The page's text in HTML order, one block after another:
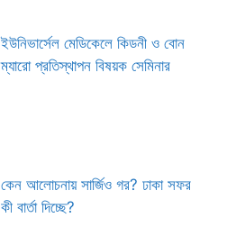
ইউনিভার্সেল মেডিকেলে কিডনী ও বোন
ম্যারো প্রতিস্থাপন বিষয়ক সেমিনার
কেন আলোচনায় সার্জিও গর? ঢাকা সফর
কী বার্তা দিচ্ছে?